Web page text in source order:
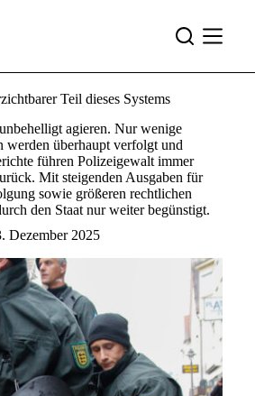
Teil dieses Systems
agieren. Nur wenige
werden überhaupt verfolgt und
führen Polizeigewalt immer
Mit steigenden Ausgaben für
sowie größeren rechtlichen
den Staat nur weiter begünstigt.
Dezember 2025